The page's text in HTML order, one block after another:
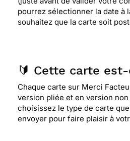
pourrez sélectionner la date à
souhaitez que la carte soit
🔰 Cette carte
Chaque carte sur Merci
version pliée et en version non
choisissez le type de carte
envoyer pour faire plaisir à